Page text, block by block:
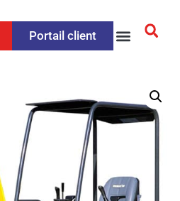
Portail client